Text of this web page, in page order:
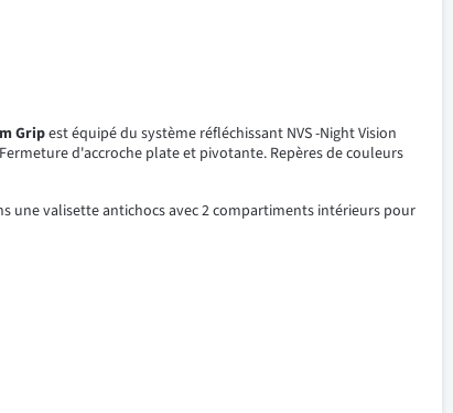
Gripest équipé du système réfléchissant NVS -Night Vision
d'accroche plate et pivotante. Repères de couleurs
une valisette antichocs avec 2 compartiments intérieurs pour